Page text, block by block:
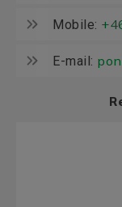
Mobile:
E-mail: